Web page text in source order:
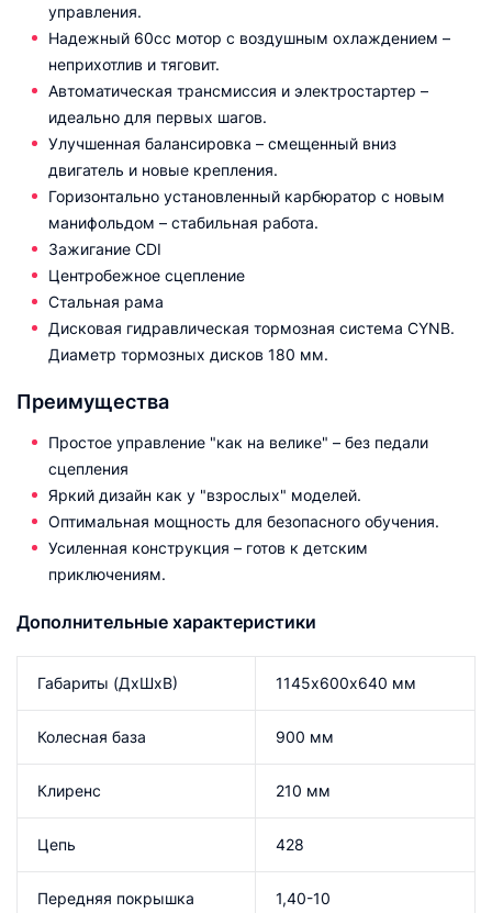
управления.
Надежный 60cc мотор с воздушным охлаждением –
неприхотлив и тяговит.
Автоматическая трансмиссия и электростартер –
идеально для первых шагов.
Улучшенная балансировка – смещенный вниз
двигатель и новые крепления.
Горизонтально установленный карбюратор с новым
манифольдом – стабильная работа.
Зажигание CDI
Центробежное сцепление
Стальная рама
Дисковая гидравлическая тормозная система CYNB.
Диаметр тормозных дисков 180 мм.
Преимущества
Простое управление "как на велике" – без педали
сцепления
Яркий дизайн как у "взрослых" моделей.
Оптимальная мощность для безопасного обучения.
Усиленная конструкция – готов к детским
приключениям.
Дополнительные характеристики
Габариты (ДхШхВ) 1145х600х640 мм
Колесная база 900 мм
Клиренс 210 мм
Цепь 428
Передняя покрышка 1,40-10